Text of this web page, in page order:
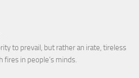
to prevail, but rather an irate, tireless
in people’s minds.